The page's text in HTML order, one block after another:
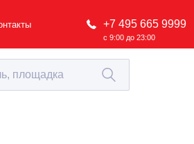
+7 495 665 9999
с 9:00 до 23:00